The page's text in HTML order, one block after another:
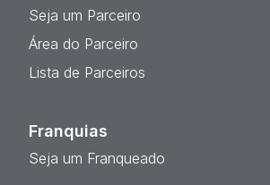
Seja um Parceiro
Área do Parceiro
Lista de Parceiros
Franquias
Seja um Franqueado